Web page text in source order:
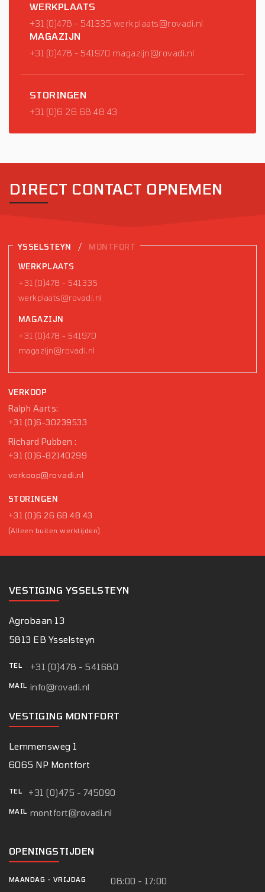
WERKPLAATS
+31 (0)478 - 541335 werkplaats@rovadi.nl
MAGAZIJN
+31 (0)478 - 541970 magazijn@rovadi.nl
STORINGEN
+31 (0)6 26 68 48 43
DIRECT CONTACT OPNEMEN
YSSELSTEYN / MONTFORT
WERKPLAATS
+31 (0)478 - 541335
werkplaats@rovadi.nl
MAGAZIJN
+31 (0)478 - 541970
magazijn@rovadi.nl
VERKOOP
Ralph Aarts:
+31 (0)6-30239533
Richard Pubben :
+31 (0)6-82140299
verkoop@rovadi.nl
STORINGEN
+31 (0)6 26 68 48 43
(Alleen buiten werktijden)
VESTIGING YSSELSTEYN
Agrobaan 13
5813 EB Ysselsteyn
TEL +31 (0)478 - 541680
MAIL info@rovadi.nl
VESTIGING MONTFORT
Lemmensweg 1
6065 NP Montfort
TEL +31 (0)475 - 745090
MAIL montfort@rovadi.nl
OPENINGSTIJDEN
MAANDAG - VRIJDAG 08:00 - 17:00